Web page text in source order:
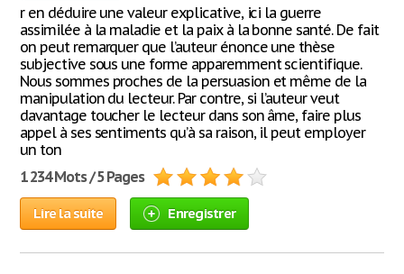
r en déduire une valeur explicative, ici la guerre
assimilée à la maladie et la paix à la bonne santé. De fait
on peut remarquer que l’auteur énonce une thèse
subjective sous une forme apparemment scientifique.
Nous sommes proches de la persuasion et même de la
manipulation du lecteur. Par contre, si l’auteur veut
davantage toucher le lecteur dans son âme, faire plus
appel à ses sentiments qu’à sa raison, il peut employer
un ton
1 234 Mots / 5 Pages
Lire la suite Enregistrer